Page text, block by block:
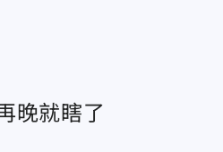
晚就瞎了